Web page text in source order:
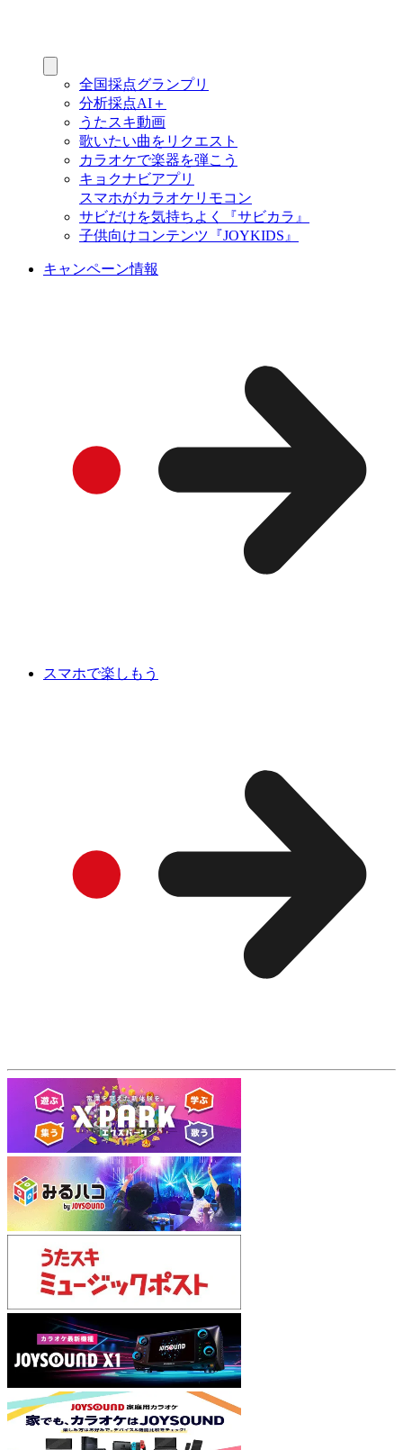
全国採点グランプリ
分析採点AI＋
うたスキ動画
歌いたい曲をリクエスト
カラオケで楽器を弾こう
キョクナビアプリ
スマホがカラオケリモコン
サビだけを気持ちよく『サビカラ』
子供向けコンテンツ『JOYKIDS』
キャンペーン情報
スマホで楽しもう